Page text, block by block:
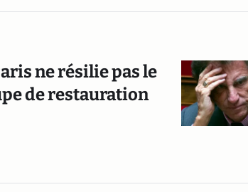
ne résilie pas le
de restauration